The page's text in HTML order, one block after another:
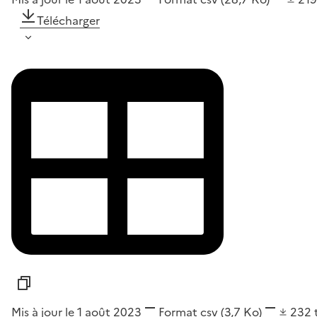
Télécharger
Mis à jour le 1 août 2023 Format csv(3,7 Ko) 232